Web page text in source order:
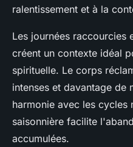
ralentissement et à la
Les journées raccourcies
créent un contexte idéal
spirituelle. Le corps
intenses et davantage de
harmonie avec les cycles
saisonnière facilite
accumulées.